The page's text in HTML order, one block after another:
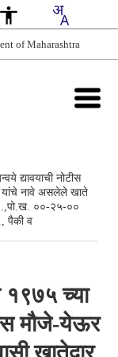
of Maharashtra
द्यावयाची नोटीस
यांचे नावे असलेले खाते
.,पो.ख. ००-२५-००
पैकी व
१९७५ च्या
मौजे-येऊर